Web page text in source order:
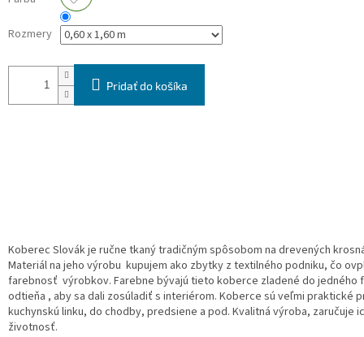
Rozmery
Pridať do košíka
Koberec Slovák je ručne tkaný tradičným spôsobom na drevených
Materiál na jeho výrobu kupujem ako zbytky z textilného podniku, čo
farebnosť výrobkov. Farebne bývajú tieto koberce zladené do jedného
odtieňa , aby sa dali zosúladiť s interiérom. Koberce sú veľmi praktické
kuchynskú linku, do chodby, predsiene a pod. Kvalitná výroba, zaručuje
životnosť.